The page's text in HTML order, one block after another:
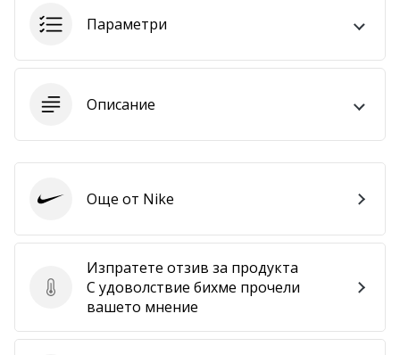
Параметри
Описание
Изпратете отзив за продукта
Изпратете отзив за продукта
С удоволствие бихме прочели
вашето мнение
Nike Още от Nike